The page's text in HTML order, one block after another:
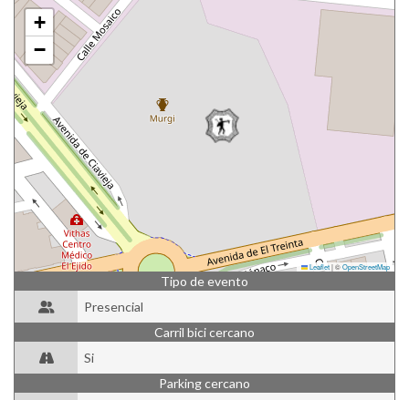
+
−
Leaflet|©OpenStreetMap
Tipo de evento
Presencial
Carril bici cercano
Si
Parking cercano